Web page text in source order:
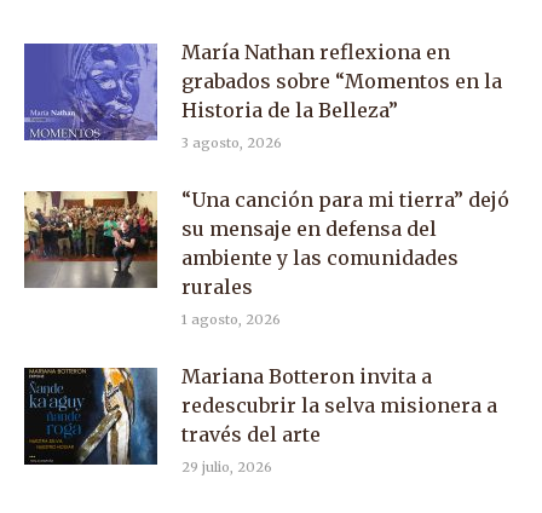
María Nathan reflexiona en
grabados sobre “Momentos en la
Historia de la Belleza”
3 agosto, 2026
“Una canción para mi tierra” dejó
su mensaje en defensa del
ambiente y las comunidades
rurales
1 agosto, 2026
Mariana Botteron invita a
redescubrir la selva misionera a
través del arte
29 julio, 2026